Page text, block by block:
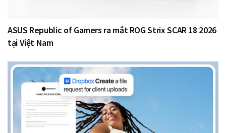
ASUS Republic of Gamers ra mắt ROG Strix SCAR 18 2026
tại Việt Nam